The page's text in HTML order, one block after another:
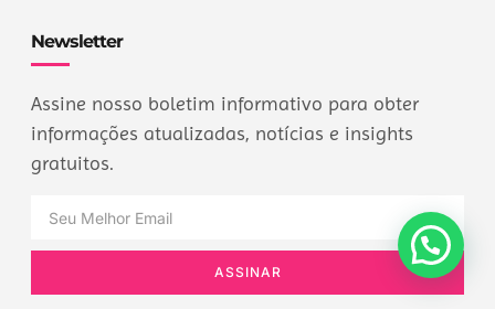
Newsletter
Assine nosso boletim informativo para obter
informações atualizadas, notícias e insights
gratuitos.
ASSINAR